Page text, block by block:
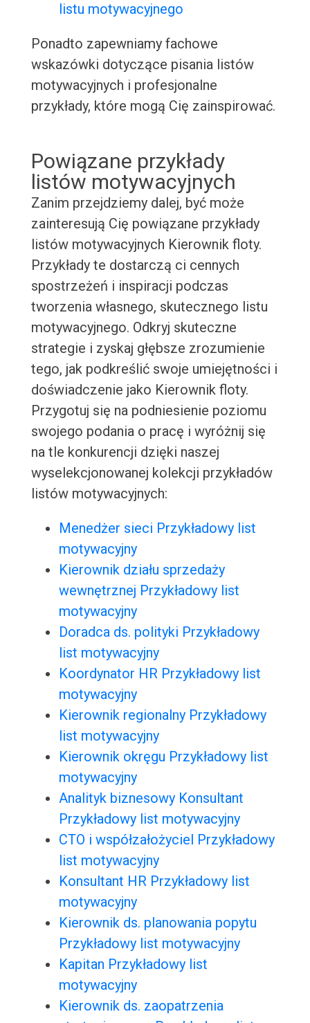
listu motywacyjnego
Ponadto zapewniamy fachowe
wskazówki dotyczące pisania listów
motywacyjnych i profesjonalne
przykłady, które mogą Cię zainspirować.
Powiązane przykłady
listów motywacyjnych
Zanim przejdziemy dalej, być może
zainteresują Cię powiązane przykłady
listów motywacyjnych Kierownik floty.
Przykłady te dostarczą ci cennych
spostrzeżeń i inspiracji podczas
tworzenia własnego, skutecznego listu
motywacyjnego. Odkryj skuteczne
strategie i zyskaj głębsze zrozumienie
tego, jak podkreślić swoje umiejętności i
doświadczenie jako Kierownik floty.
Przygotuj się na podniesienie poziomu
swojego podania o pracę i wyróżnij się
na tle konkurencji dzięki naszej
wyselekcjonowanej kolekcji przykładów
listów motywacyjnych:
Menedżer sieci Przykładowy list
motywacyjny
Kierownik działu sprzedaży
wewnętrznej Przykładowy list
motywacyjny
Doradca ds. polityki Przykładowy
list motywacyjny
Koordynator HR Przykładowy list
motywacyjny
Kierownik regionalny Przykładowy
list motywacyjny
Kierownik okręgu Przykładowy list
motywacyjny
Analityk biznesowy Konsultant
Przykładowy list motywacyjny
CTO i współzałożyciel Przykładowy
list motywacyjny
Konsultant HR Przykładowy list
motywacyjny
Kierownik ds. planowania popytu
Przykładowy list motywacyjny
Kapitan Przykładowy list
motywacyjny
Kierownik ds. zaopatrzenia